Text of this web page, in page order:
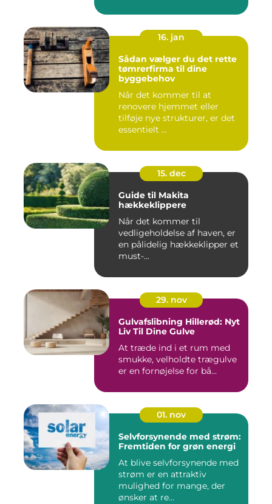
16. jan
Sådan vælger du det rette
tømrerfirma til dine
byggebehov
Når det kommer til at
renovere hjemmet eller
tilføje nye strukturer, er det
essentielt ...
15. dec
Guide til Makita
hækkeklippere
Når det kommer til
vedligeholdelse af haven, er
en pålidelig hækkeklipper et
must-...
29. nov
Gulvafslibning Hillerød: Nyt
Liv Til Dine Gulve
At træde ind i et rum med
smukke, velholdte trægulve
er en fornøjelse for bå...
01. nov
Selvforsynende med strøm:
Fremtiden for grøn energi
At blive selvforsynende med
strøm er en attraktiv
mulighed for mange, der
ønsker at re...